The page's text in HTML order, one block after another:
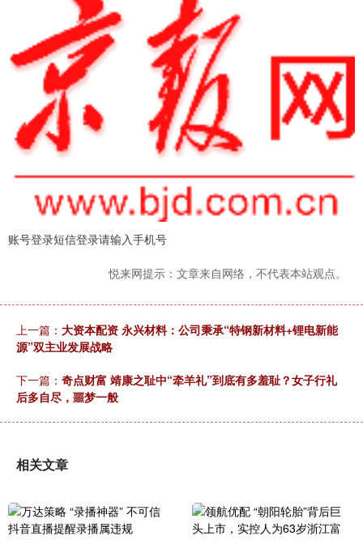
账号登录短信登录请输入手机号
悦来网提示：文章来自网络，不代表本站观点。
上一篇： 大资本配资 永兴材料：公司秉承“特钢新材料+锂电新能
源”双主业发展战略
下一篇： 奇点财富 靖康之耻中“牵羊礼”到底有多羞耻？女子行礼
后多自尽，噩梦一般
相关文章